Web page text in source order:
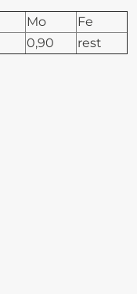
Mo
Fe
0,90 rest